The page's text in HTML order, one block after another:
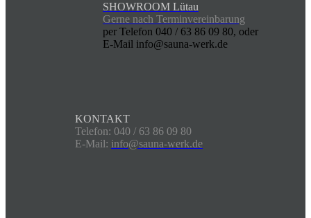
SHOWROOM Lütau
Gerne nach Terminvereinbarung
per Telefon 040 / 63 86 09 80, oder
E-Mail info@sauna-werk.de
KONTAKT
Telefon: 040 / 63 86 09 80
E-Mail: info@sauna-werk.de